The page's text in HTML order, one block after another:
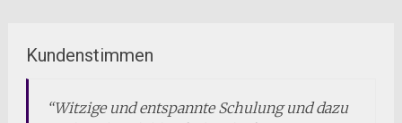
Kundenstimmen
Witzige und entspannte Schulung und dazu